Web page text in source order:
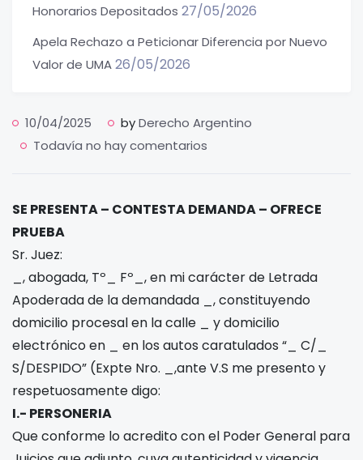
10/04/2025 byDerecho Argentino
Todavía no hay comentarios
SE PRESENTA – CONTESTA DEMANDA – OFRECE
PRUEBA
Sr. Juez:
_, abogada, Tº_ Fº_, en mi carácter de Letrada
Apoderada de la demandada _, constituyendo
domicilio procesal en la calle _ y domicilio
electrónico en _ en los autos caratulados “_ C/_
S/DESPIDO” (Expte Nro. _,ante V.S me presento y
respetuosamente digo:
I.- PERSONERIA
Que conforme lo acredito con el Poder General para
Honorarios Depositados 27/05/2026
Apela Rechazo a Peticionar Diferencia por Nuevo
Valor de UMA26/05/2026